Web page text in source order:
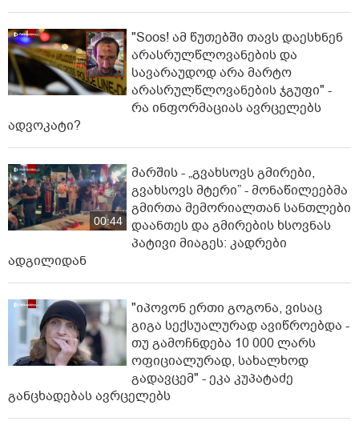
"Soos! ამ წუთებში თავს დაესხნენ
არასრულწლოვანების და
სავარაუდოდ არა მარტო
არასრულწლოვანების ჯგუფი" -
რა ინფორმაციას ავრცელებს
ადვოკატი?
00:44
მარშის - „გვახსოვს გმირები,
გვახსოვს მტერი” - მონაწილეებმა
გმირთა მემორიალთან სანთლები
დაანთეს და გმირების ხსოვნას
პატივი მიაგეს: კადრები
ადგილიდან
"იპოვონ ერთი გოგონა, ვისაც
გიგა სექსუალურად ავიწროებდა -
თუ გამოჩნდება 10 000 ლარს
ოფიციალურად, სახალხოდ
გადავცემ" - ეკა კუპატაძე
განცხადებას ავრცელებს